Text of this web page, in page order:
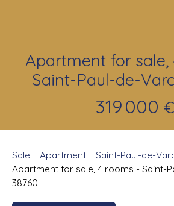
Apartment for sale,
Saint-Paul-de-
319 000 €
Sale Apartment
Saint-Paul-de-
Apartment for sale, 4 rooms - Saint-
38760